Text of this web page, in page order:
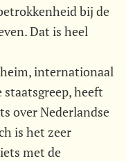
bij de
Dat is heel
internationaal
staatsgreep, heeft
over Nederlandse
is het zeer
met de